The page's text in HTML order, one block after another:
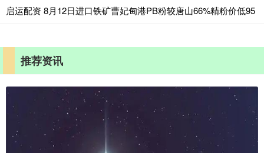
启运配资 8月12日进口铁矿曹妃甸港PB粉较唐山66%精粉价低95
推荐资讯